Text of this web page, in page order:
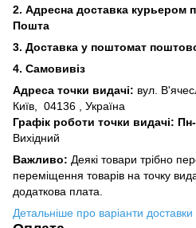
2. Адресна доставка курьером
Пошта
3. Доставка у поштомат
4. Самовивіз
Адреса точки видачі: вул.
Київ,
04136 , Україна
Графік роботи точки видачі:
Вихідний
Важливо: Деякі товари трібно
переміщення товарів на точку
додаткова плата.
Детальніше про варіанти доставки